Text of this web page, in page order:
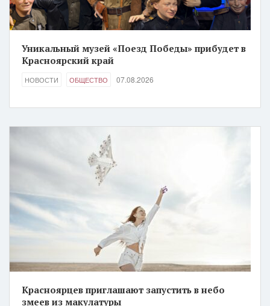
Уникальный музей «Поезд Победы» прибудет в
Красноярский край
НОВОСТИ ОБЩЕСТВО 07.08.2026
Красноярцев приглашают запустить в небо
змеев из макулатуры